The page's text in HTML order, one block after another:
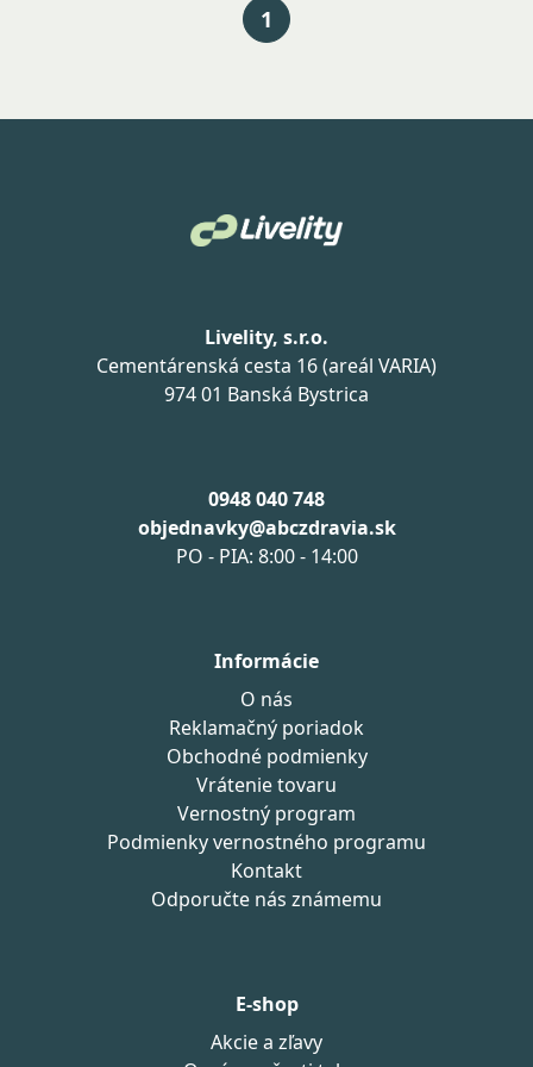
1
Livelity, s.r.o.
Cementárenská cesta 16 (areál VARIA)
974 01 Banská Bystrica
0948 040 748
objednavky@abczdravia.sk
PO - PIA: 8:00 - 14:00
Informácie
O nás
Reklamačný poriadok
Obchodné podmienky
Vrátenie tovaru
Vernostný program
Podmienky vernostného programu
Kontakt
Odporučte nás známemu
E-shop
Akcie a zľavy